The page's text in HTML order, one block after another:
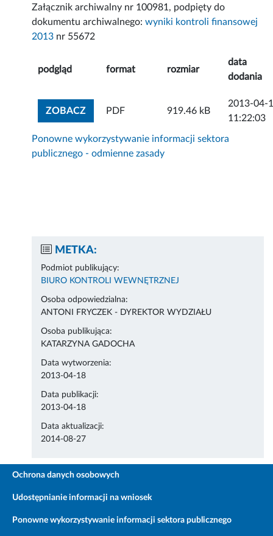
Załącznik archiwalny nr 100981, podpięty do
dokumentu archiwalnego:wyniki kontroli finansowej
2013 nr 55672
podgląd format rozmiar
data
dodania
ZOBACZZOBACZ ZAŁĄCZNIK
PDF 919.46 kB
2013-04-
11:22:03
Ponowne wykorzystywanie informacji sektora
publicznego - odmienne zasady
METKA:
Podmiot publikujący:
BIURO KONTROLI WEWNĘTRZNEJ
Osoba odpowiedzialna:
ANTONI FRYCZEK - DYREKTOR WYDZIAŁU
Osoba publikująca:
KATARZYNA GADOCHA
Data wytworzenia:
2013-04-18
Data publikacji:
2013-04-18
Data aktualizacji:
2014-08-27
Ochrona danych osobowych
Udostępnianie informacji na wniosek
Ponowne wykorzystywanie informacji sektora publicznego